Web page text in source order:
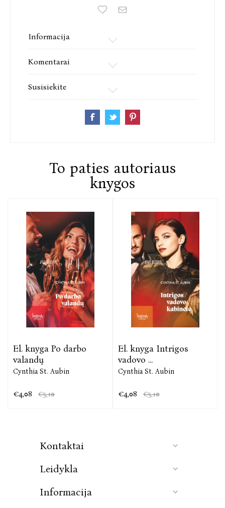
Informacija
Komentarai
Susisiekite
To paties autoriaus
knygos
El. knyga Po darbo
valandų
Cynthia St. Aubin
€4,08 €5,10
El. knyga Intrigos
vadovo ...
Cynthia St. Aubin
€4,08 €5,10
Kontaktai
Leidykla
Informacija